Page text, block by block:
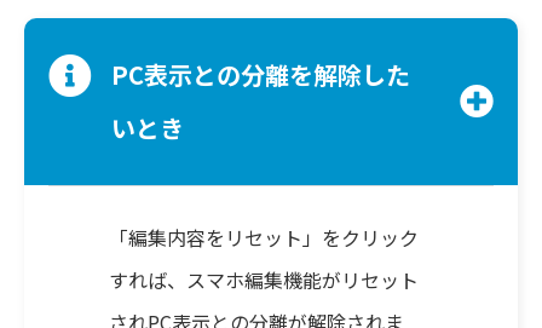
PC表示との分離を解除した
いとき
「編集内容をリセット」をクリック
すれば、スマホ編集機能がリセット
されPC表示との分離が解除されま